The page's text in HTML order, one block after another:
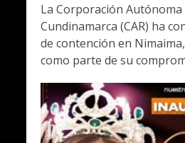
La Corporación Autónoma
Cundinamarca (CAR) ha
de contención en
como parte de su